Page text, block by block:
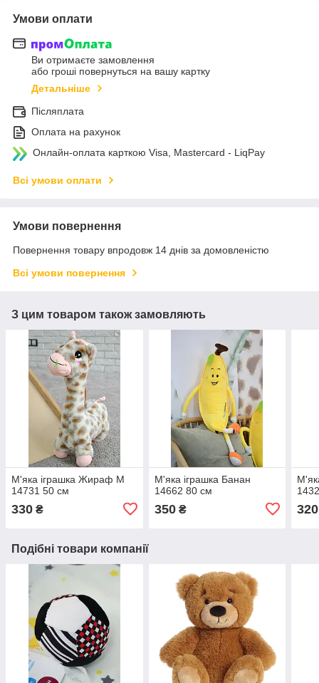
Умови оплати
Ви отримаєте замовлення
або гроші повернуться на вашу картку
Детальніше
Післяплата
Оплата на рахунок
Онлайн-оплата карткою Visa, Mastercard - LiqPay
Всі умови оплати
Умови повернення
Повернення товару впродовж 14 днів за домовленістю
Всі умови повернення
З цим товаром також замовляють
М'яка іграшка Жираф M
14731 50 см
330 ₴
М'яка іграшка Банан
14662 80 см
350₴ 320
Подібні товари компанії